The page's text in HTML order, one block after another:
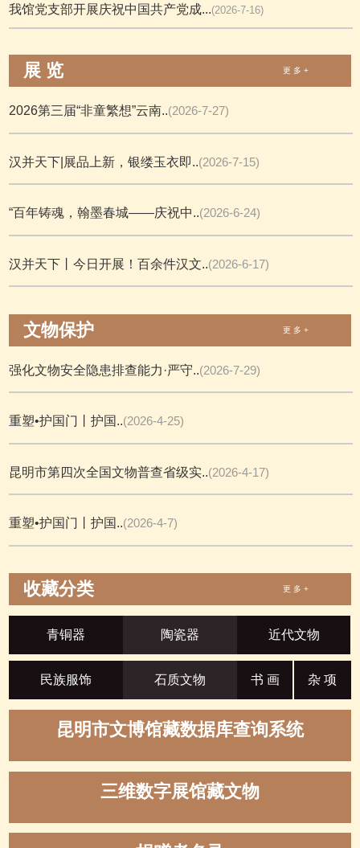
我馆党支部开展庆祝中国共产党成...(2026-7-16)
展 览 更 多 +
2026第三届“非童繁想”云南..(2026-7-27)
汉并天下|展品上新，银缕玉衣即..(2026-7-15)
“百年铸魂，翰墨春城——庆祝中..(2026-6-24)
汉并天下丨今日开展！百余件汉文..(2026-6-17)
文物保护 更 多 +
强化文物安全隐患排查能力·严守..(2026-7-29)
重塑•护国门丨护国..(2026-4-25)
昆明市第四次全国文物普查省级实..(2026-4-17)
重塑•护国门丨护国..(2026-4-7)
收藏分类 更 多 +
青铜器 陶瓷器 近代文物
民族服饰 石质文物 书 画 杂 项
昆明市文博馆藏数据库查询系统
三维数字展馆藏文物